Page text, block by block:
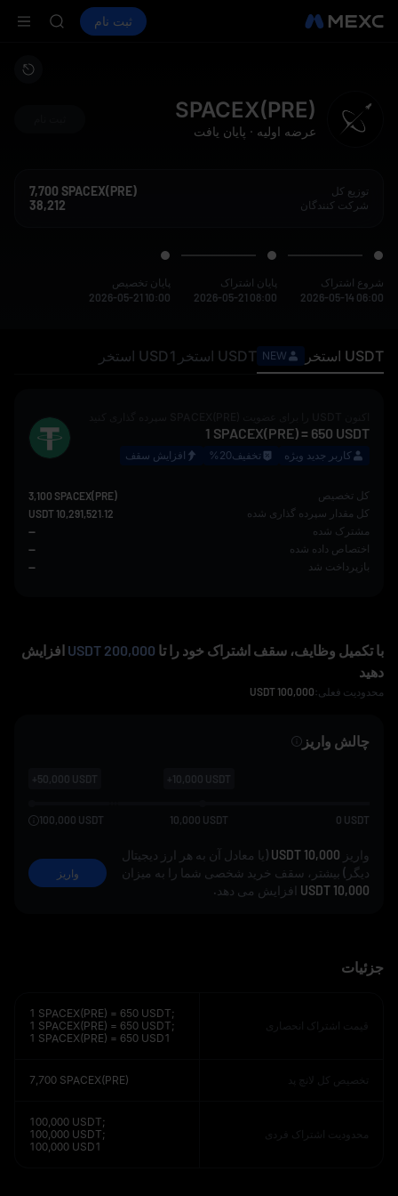
اسپات فیوچرز SPCX ثبت نام
UNITREE
فیوچرز
فیوچرز
SPACEX(PRE)
عرضه اولیه · پایان یافت
توزیع کل 7,700 SPACEX(PRE)
شرکت‌ کنندگان 38,212
شروع اشتراک
2026-05-14 06:00
پایان اشتراک
2026-05-21 08:00
پایان تخصیص
2026-05-21 10:00
USDT استخر NEW
USDT استخر USD1 استخر
1 SPACEX(PRE)= 650 USDT
کاربر جدید ویژه تخفیف20% افزایش سقف
کل تخصیص 3,100 SPACEX(PRE)
کل مقدار سپرده گذاری شده 10,291,521.12 USDT
مشترک شده --
اختصاص داده شده --
بازپرداخت شد --
با تکمیل وظایف، سقف اشتراک خود را تا 200,000 USDT
افزایش
دهید
محدودیت فعلی:100,000
USDT
چالش واریز
0 USDT
10,000 USDT
+ 10,000 USDT
100,000 USDT
+50,000 USDT
واریز 10,000 USDT
(یا معادل آن به هر ارز دیجیتال
دیگر) بیشتر، سقف خرید شخصی شما را به میزان
10,000 USDT
افزایش می‌ دهد.
واریز
جزئیات
قیمت اشتراک انحصاری
1 SPACEX(PRE) = 650 USDT;
1 SPACEX(PRE) = 650 USDT;
1 SPACEX(PRE) = 650 USD1
تخصیص کل لانچ‌ پد 7,700 SPACEX(PRE)
محدودیت اشتراک فردی
100,000 USDT;
100,000 USDT;
100,000 USD1